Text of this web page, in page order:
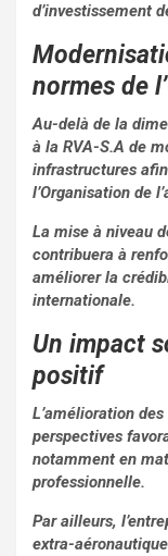
d’investissement
normes de
Au-delà de la
à la RVA-S.A de
infrastructures
l’Organisation de
La mise à niveau
contribuera à
améliorer la
internationale.
Un impact
positif
L’amélioration
perspectives
notamment en
professionnelle.
Par ailleurs,
extra-